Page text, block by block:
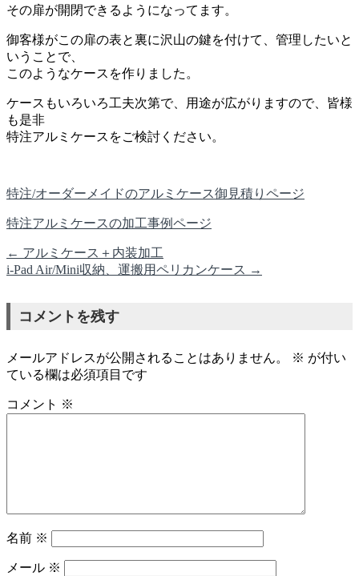
その扉が開閉できるようになってます。
御客様がこの扉の表と裏に沢山の鍵を付けて、管理したいと
いうことで、
このようなケースを作りました。
ケースもいろいろ工夫次第で、用途が広がりますので、皆様
も是非
特注アルミケースをご検討ください。
特注/オーダーメイドのアルミケース御見積りページ
特注アルミケースの加工事例ページ
← アルミケース＋内装加工
i-Pad Air/Mini収納、運搬用ペリカンケース →
コメントを残す
メールアドレスが公開されることはありません。 ※ が付い
ている欄は必須項目です
コメント ※
名前 ※
メール ※